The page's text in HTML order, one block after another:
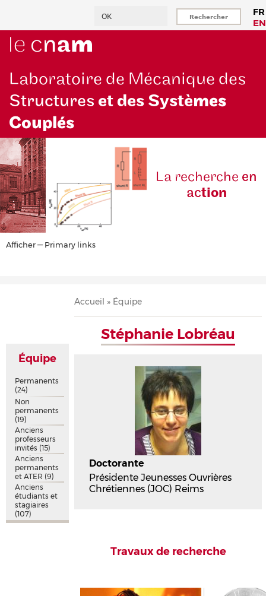
principal
FR
EN
Laboratoire de Mécanique des
Structures et des Systèmes
Couplés
La recherche en
action
Primary
Afficher — Primary links
Fil
d'Ariane
Accueil Équipe
Stéphanie Lobréau
Doctorante
Présidente Jeunesses Ouvrières
Chrétiennes (JOC) Reims
Travaux de recherche
Équipe
Permanents
(24)
Non
permanents
(19)
Anciens
professeurs
invités (15)
Anciens
permanents
et ATER (9)
Anciens
étudiants et
stagiaires
(107)